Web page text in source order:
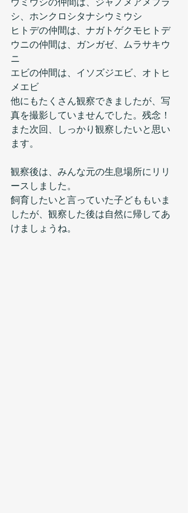
シ、ホンクロシタナシウミウシ
ヒトデの仲間は、ナガトゲクモヒトデ
ウニの仲間は、ガンガゼ、ムラサキウ
ニ
エビの仲間は、イソズジエビ、オトヒ
メエビ
他にもたくさん観察できましたが、写
真を撮影していませんでした。残念！
また次回、しっかり観察したいと思い
ます。
観察後は、みんな元の生息場所にリリ
ースしました。
飼育したいと言っていた子どももいま
したが、観察した後は自然に帰してあ
けましょうね。